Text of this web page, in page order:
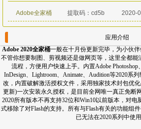
Adobe全家桶 提取码：cd5b 2020-
应用介绍
Adobe 2020全家桶一般在十月份更新完毕，为小伙伴
不管你想要制图、剪视频还是做网页等，这里全都
流程，方便用户快速上手。内置Adobe Photoshop
InDesign、Lightroom、Animate、Audition等2020系
改，内置破解激活授权文件，采用独家技术封包优
更新)一次安装永久授权，是目前全网唯一真正免断
2020所有版本不再支持32位和Win10以前版本，对电
式移除了对Flash的支持。所有与Flash有关的功能组
已无法在2020系列中使用